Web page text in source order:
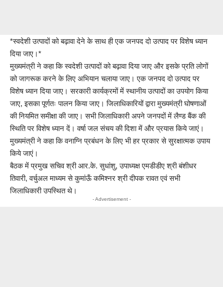
*स्वदेशी उत्पादों को बढ़ावा देने के साथ ही एक जनपद दो उत्पाद पर विशेष ध्यान
दिया जाए।*
मुख्यमंत्री ने कहा कि स्वदेशी उत्पादों को बढ़ावा दिया जाए और इसके प्रति लोगों
को जागरूक करने के लिए अभियान चलाया जाए। एक जनपद दो उत्पाद पर
विशेष ध्यान दिया जाए। सरकारी कार्यक्रमों में स्थानीय उत्पादों का उपयोग किया
जाए, इसका पूर्णतः पालन किया जाए। जिलाधिकारियों द्वारा मुख्यमंत्री घोषणाओं
की नियमित समीक्षा की जाए। सभी जिलाधिकारी अपने जनपदों में लैण्ड बैंक की
स्थिति पर विशेष ध्यान दें। वर्षा जल संचय की दिशा में और प्रयास किये जाएं।
मुख्यमंत्री ने कहा कि वनाग्नि प्रबंधन के लिए भी हर प्रकार से सुरक्षात्मक उपाय
किये जाएं।
बैठक में प्रमुख सचिव श्री आर.के. सुधांशु, उपाध्यक्ष एमडीडीए श्री बंशीधर
तिवारी, वर्चुअल माध्यम से कुमांऊँ कमिश्नर श्री दीपक रावत एवं सभी
जिलाधिकारी उपस्थित थे।
- Advertisement -